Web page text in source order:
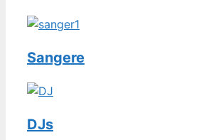
Sangere
DJs